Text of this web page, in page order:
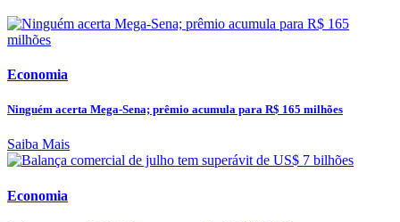
Economia
Ninguém acerta Mega-Sena; prêmio acumula para R$ 165 milhões
Saiba Mais
Economia